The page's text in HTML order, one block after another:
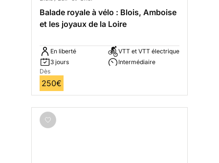
Balade royale à vélo : Blois, Amboise
et les joyaux de la Loire
En liberté
3 jours
VTT et VTT électrique
Intermédiaire
Dès
250€